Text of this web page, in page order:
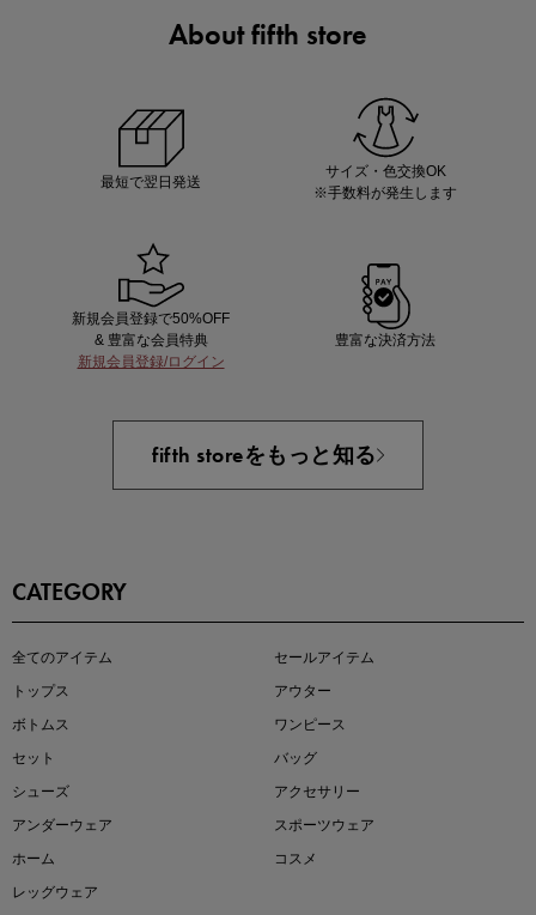
即戦力アイテム続々対象
About fifth store
最短で翌日発送
サイズ・色交換OK
※手数料が発生します
新規会員登録で50%OFF
& 豊富な会員特典
新規会員登録/ログイン
豊富な決済方法
fifth storeをもっと知る
CATEGORY
全てのアイテム
セールアイテム
トップス
アウター
ボトムス
ワンピース
セット
バッグ
シューズ
アクセサリー
アンダーウェア
スポーツウェア
ホーム
コスメ
レッグウェア